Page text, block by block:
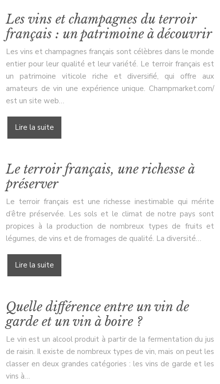
Les vins et champagnes du terroir
français : un patrimoine à découvrir
Les vins et champagnes français sont célèbres dans le monde
entier pour leur qualité et leur variété. Le terroir français est
un patrimoine viticole riche et diversifié, qui offre aux
amateurs de vin une expérience unique. Champmarket.com/
est un site web…
Lire la suite
Le terroir français, une richesse à
préserver
Le terroir français est une richesse inestimable qui mérite
d’être préservée. Les sols et le climat de notre pays sont
propices à la production de nombreux types de fruits et
légumes, de vins et de fromages de qualité. La diversité…
Lire la suite
Quelle différence entre un vin de
garde et un vin à boire ?
Le vin est un alcool produit à partir de la fermentation du jus
de raisin. Il existe de nombreux types de vin, mais on peut les
classer en deux grandes catégories : les vins de garde et les
vins à…